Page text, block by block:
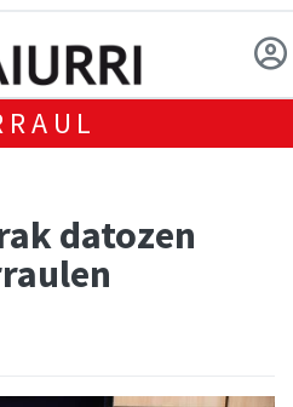
datozen